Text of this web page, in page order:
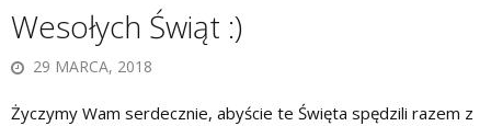
Wesołych Świąt :)
29 MARCA, 2018
Życzymy Wam serdecznie, abyście te Święta spędzili razem z